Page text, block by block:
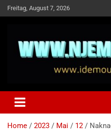
Skip
to
Freitag, August 7, 2026
Idemo u Svijet-
Home 2023 Mai 12